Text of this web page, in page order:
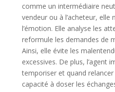
comme un intermédiaire
vendeur ou à l’acheteur, elle
l’émotion. Elle analyse les
reformule les demandes de
Ainsi, elle évite les
excessives. De plus, l’agent
temporiser et quand
capacité à doser les